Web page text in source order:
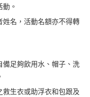
。
名，活動名額亦不得轉
足夠飲用水、帽子、洗
生衣或助浮衣和包跟及